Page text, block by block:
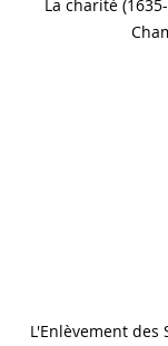
La charité
L'Enlèvement des